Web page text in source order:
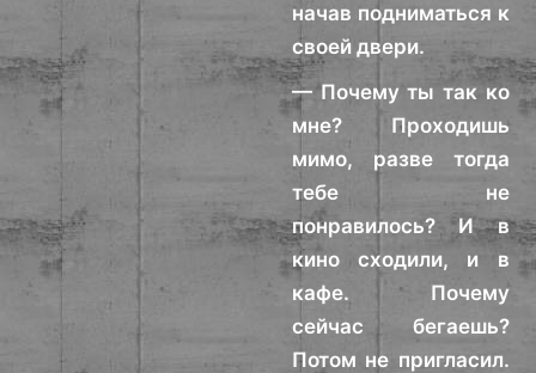
начав подниматься к
своей двери.
— Почему ты так ко
мне? Проходишь
мимо, разве тогда
тебе не
понравилось? И в
кино сходили, и в
кафе. Почему
сейчас бегаешь?
Потом не пригласил.